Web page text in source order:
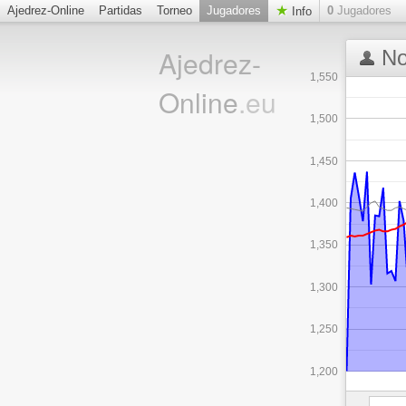
Ajedrez-Online Partidas Torneo Jugadores Info 0 Jugadores
Ajedrez-
Online.eu
1,200
1,250
1,300
1,350
1,400
1,450
1,500
1,550